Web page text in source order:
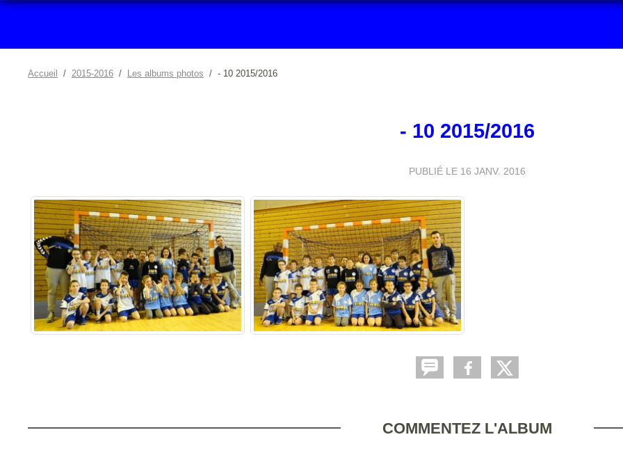
Accueil 2015-2016 Les albums photos - 10 2015/2016
- 10 2015/2016
PUBLIÉ LE 16 JANV. 2016
COMMENTEZ L'ALBUM